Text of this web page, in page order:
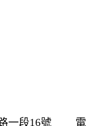
路一段16號 電